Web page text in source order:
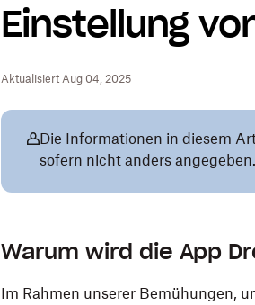
Einstellung
Aktualisiert Aug 04, 2025
Die Informationen in diesem
sofern nicht anders angegeben.
Warum wird die App
Im Rahmen unserer Bemühungen,